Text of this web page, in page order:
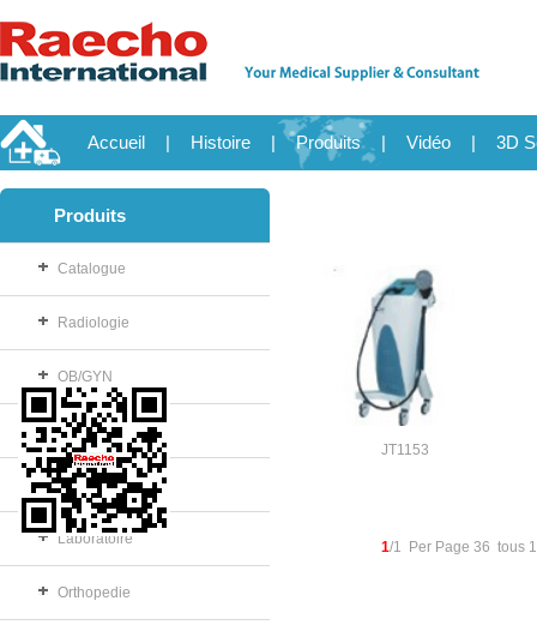
Accueil | Histoire | Produits | Vidéo | 3D
Produits
Catalogue
Radiologie
OB/GYN
Consommable
Salle d'opération
Laboratoire
Orthopedie
JT1153
1/1 Per Page 36 tous